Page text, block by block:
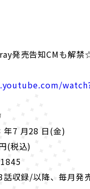
発売告知CMも解
年7 月28 日(金)
(税込)
話収録/以降、毎月発